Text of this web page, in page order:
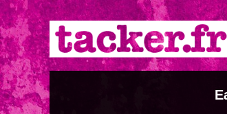
Direkt
zum
Inhalt